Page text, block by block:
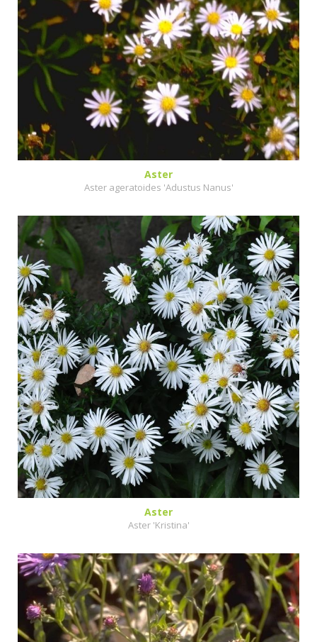
Aster
Aster ageratoides 'Adustus Nanus'
Aster
Aster 'Kristina'